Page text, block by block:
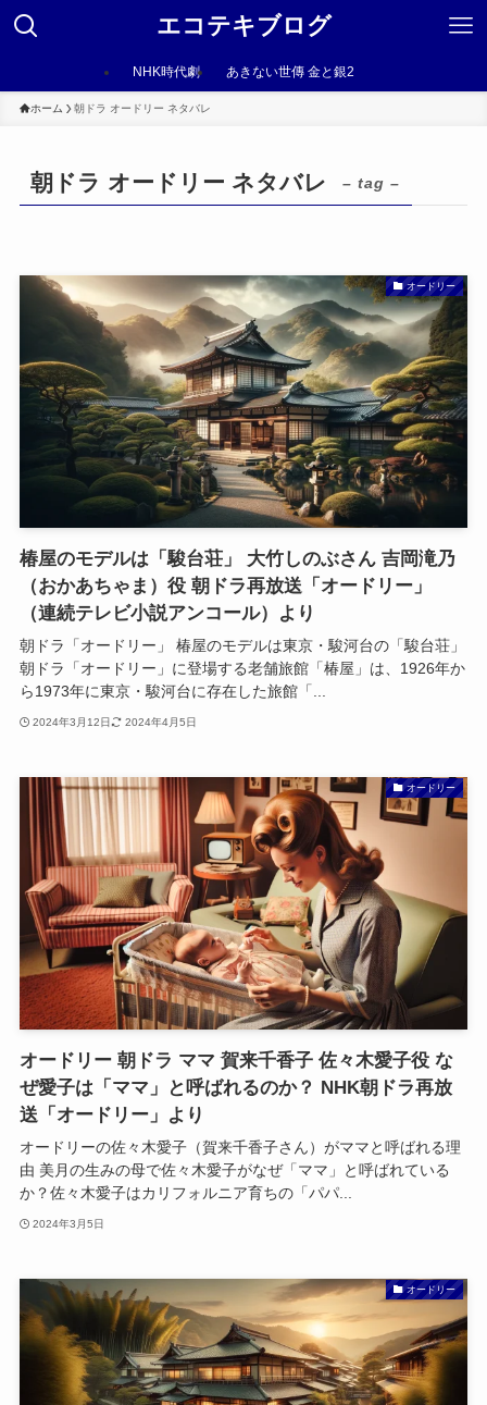
エコテキブログ
NHK時代劇 あきない世傳 金と銀2
ホーム 朝ドラ オードリー ネタバレ
朝ドラ オードリー ネタバレ – tag –
オードリー
椿屋のモデルは「駿台荘」 大竹しのぶさん 吉岡滝乃
（おかあちゃま）役 朝ドラ再放送「オードリー」
（連続テレビ小説アンコール）より
朝ドラ「オードリー」 椿屋のモデルは東京・駿河台の「駿台荘」
朝ドラ「オードリー」に登場する老舗旅館「椿屋」は、1926年か
ら1973年に東京・駿河台に存在した旅館「...
2024年3月12日 2024年4月5日
オードリー
オードリー 朝ドラ ママ 賀来千香子 佐々木愛子役 な
ぜ愛子は「ママ」と呼ばれるのか？ NHK朝ドラ再放
送「オードリー」より
オードリーの佐々木愛子（賀来千香子さん）がママと呼ばれる理
由 美月の生みの母で佐々木愛子がなぜ「ママ」と呼ばれている
か？佐々木愛子はカリフォルニア育ちの「パパ...
2024年3月5日
オードリー